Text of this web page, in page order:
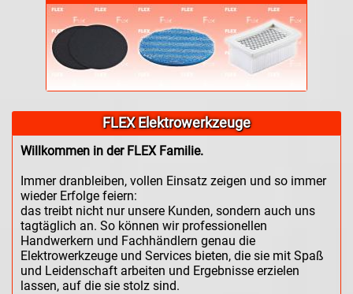
FLEX Elektrowerkzeuge
Willkommen in der FLEX Familie.
Immer dranbleiben, vollen Einsatz zeigen und so immer
wieder Erfolge feiern:
das treibt nicht nur unsere Kunden, sondern auch uns
tagtäglich an. So können wir professionellen
Handwerkern und Fachhändlern genau die
Elektrowerkzeuge und Services bieten, die sie mit Spaß
und Leidenschaft arbeiten und Ergebnisse erzielen
lassen, auf die sie stolz sind.